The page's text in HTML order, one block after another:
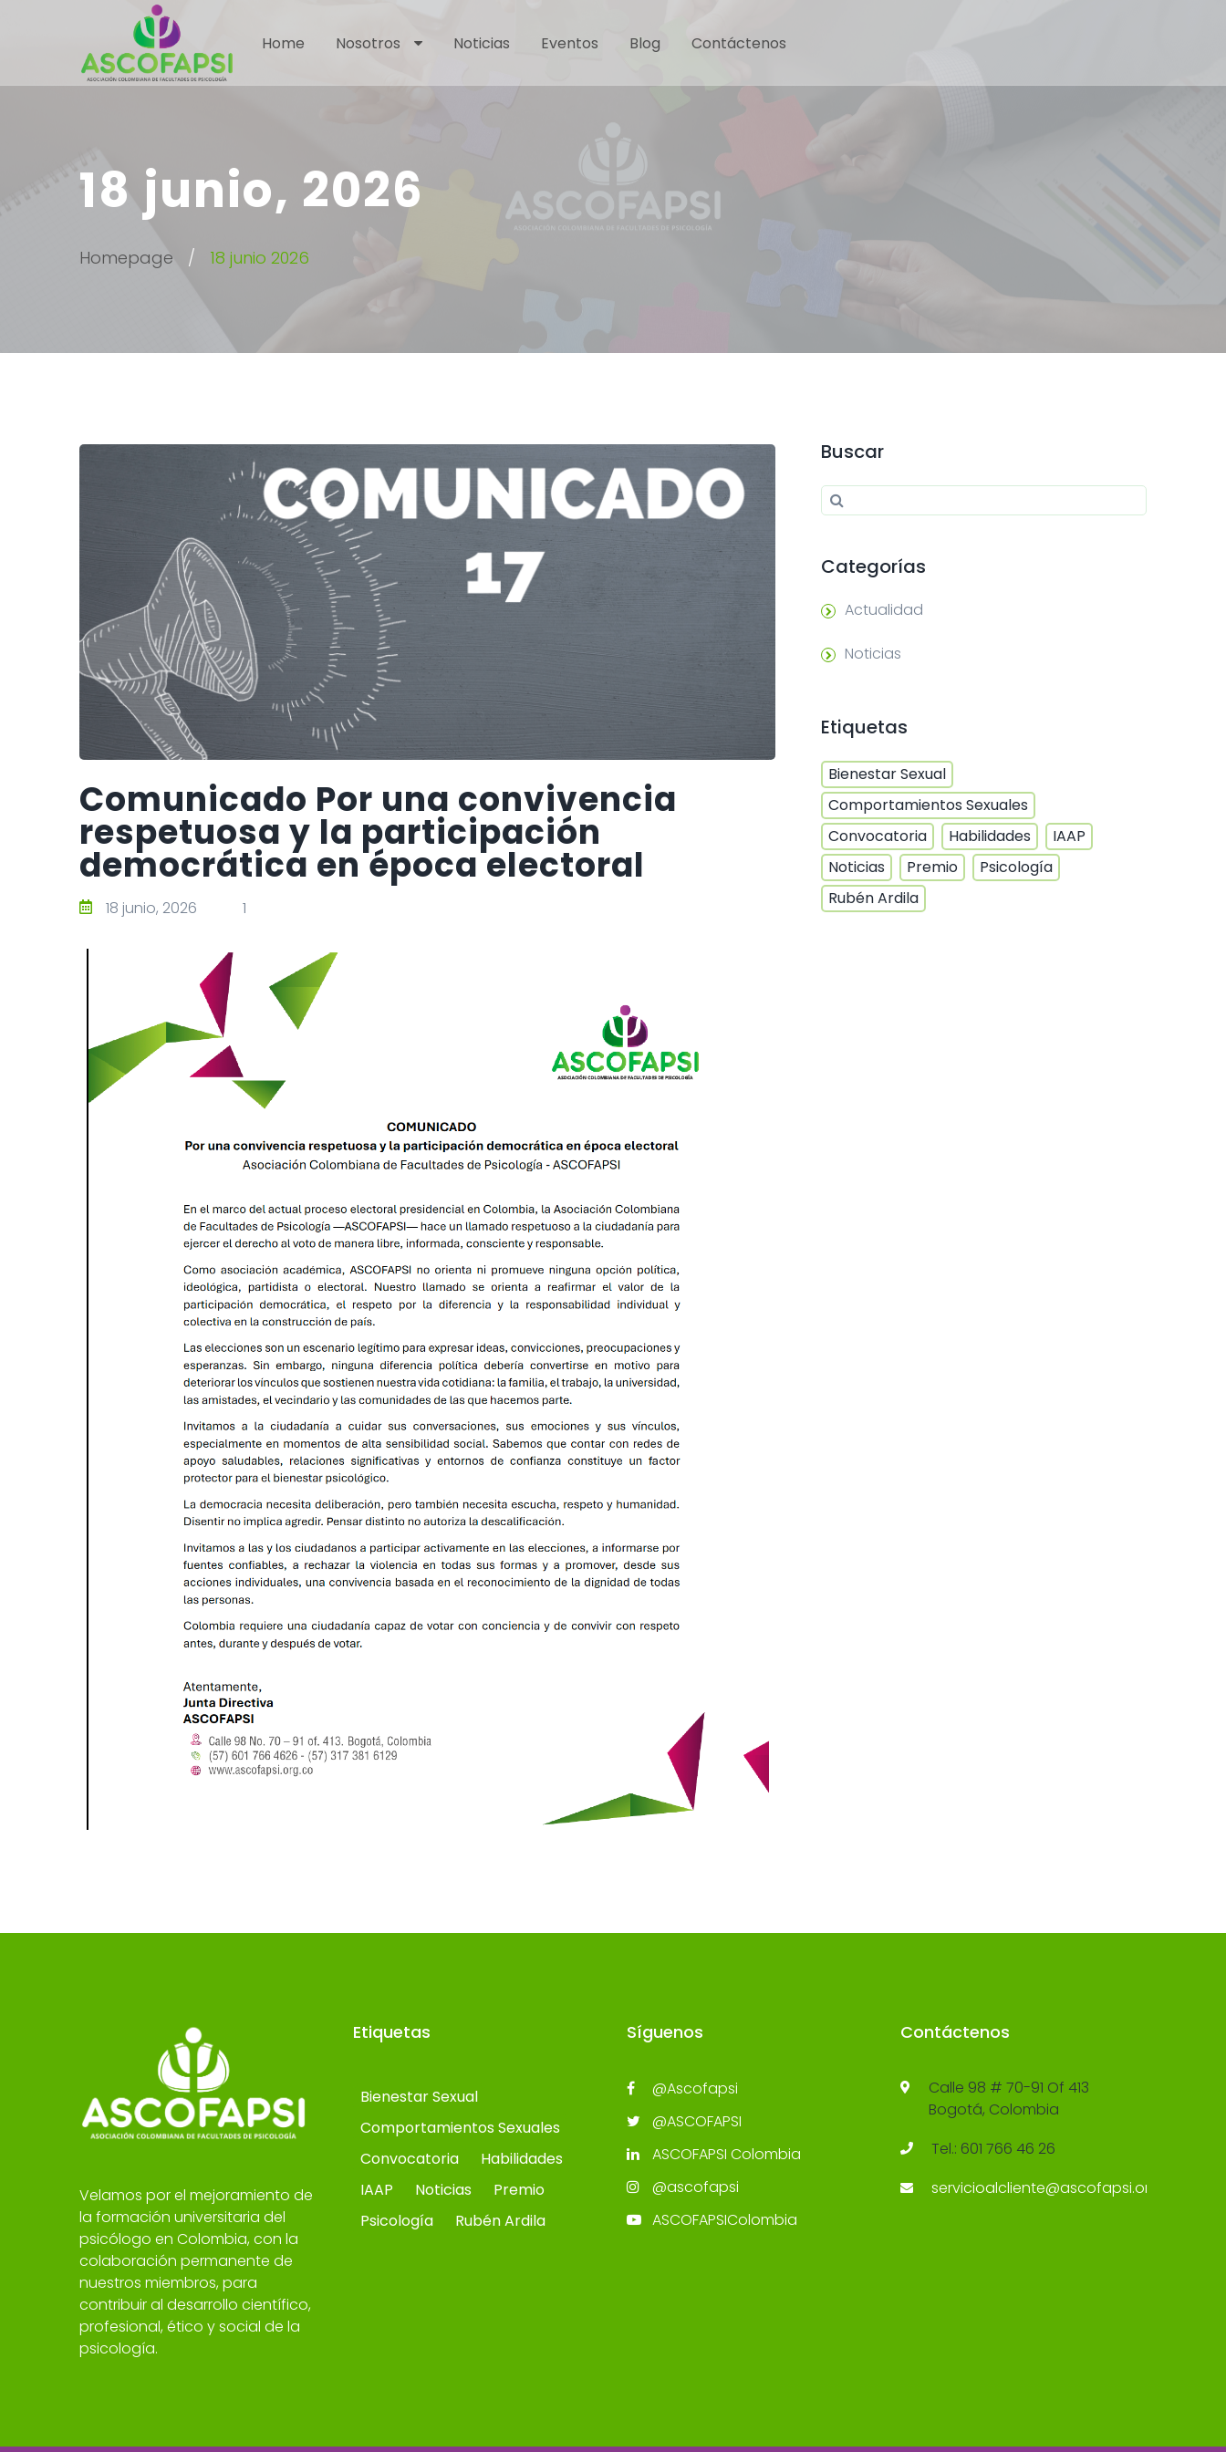
Home Nosotros Noticias Eventos Blog Contáctenos
18 junio, 2026
Homepage 18 junio 2026
Comunicado Por una convivencia
respetuosa y la participación
democrática en época electoral
18 junio, 2026 1
Buscar
Search for:
Categorías
Actualidad
Noticias
Etiquetas
Bienestar Sexual
Comportamientos Sexuales
Convocatoria
Habilidades
IAAP
Noticias
Premio
Psicología
Rubén Ardila
Velamos por el mejoramiento de
la formación universitaria del
psicólogo en Colombia, con la
colaboración permanente de
nuestros miembros, para
contribuir al desarrollo científico,
profesional, ético y social de la
psicología.
Etiquetas
Bienestar Sexual
Comportamientos Sexuales
Convocatoria
Habilidades
IAAP
Noticias
Premio
Psicología
Rubén Ardila
Síguenos
@Ascofapsi
@ASCOFAPSI
ASCOFAPSI Colombia
@ascofapsi
ASCOFAPSIColombia
Contáctenos
Calle 98 # 70-91 Of 413
Bogotá, Colombia
Tel.: 601 766 46 26
servicioalcliente@ascofapsi.org.co